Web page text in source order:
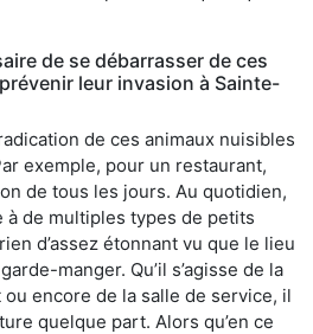
de se débarrasser de ces
leur invasion à Sainte-
de ces animaux nuisibles
exemple, pour un restaurant,
de tous les jours. Au quotidien,
à de multiples types de petits
d’assez étonnant vu que le lieu
manger. Qu’il s’agisse de la
ou encore de la salle de service, il
quelque part. Alors qu’en ce